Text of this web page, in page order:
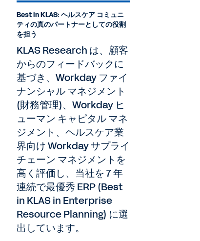
Best in KLAS: ヘルスケア コミュニ
ティの真のパートナーとしての役割
を担う
KLAS Research は、顧客
からのフィードバックに
基づき、Workday ファイ
ナンシャル マネジメント
(財務管理)、Workday ヒ
ューマン キャピタル マネ
ジメント、ヘルスケア業
界向け Workday サプライ
チェーン マネジメントを
高く評価し、当社を 7 年
連続で最優秀 ERP (Best
in KLAS in Enterprise
Resource Planning) に選
出しています。